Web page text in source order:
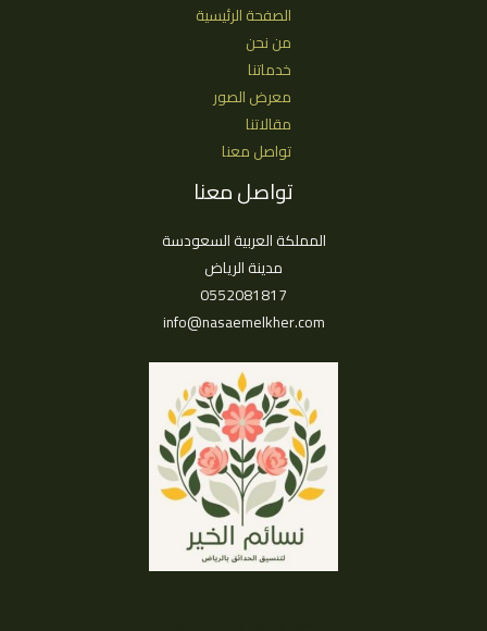
الصفحة الرئيسية
من نحن
خدماتنا
معرض الصور
مقالاتنا
تواصل معنا
تواصل معنا
المملكة العربية السعودسة
مدينة الرياض
0552081817
info@nasaemelkher.com